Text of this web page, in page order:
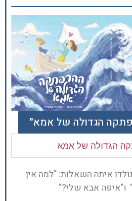
הגדולה של אמא"
הגדולה של אמא
איתה השאלות: "למה אין
ו"איפה אבא שלי?"